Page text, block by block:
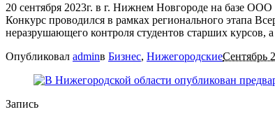
20 сентября 2023г. в г. Нижнем Новгороде на базе
Конкурс проводился в рамках регионального этапа
неразрушающего контроля студентов старших курсов,
Опубликовал adminв Бизнес, НижегородскиеСентябрь
Запись